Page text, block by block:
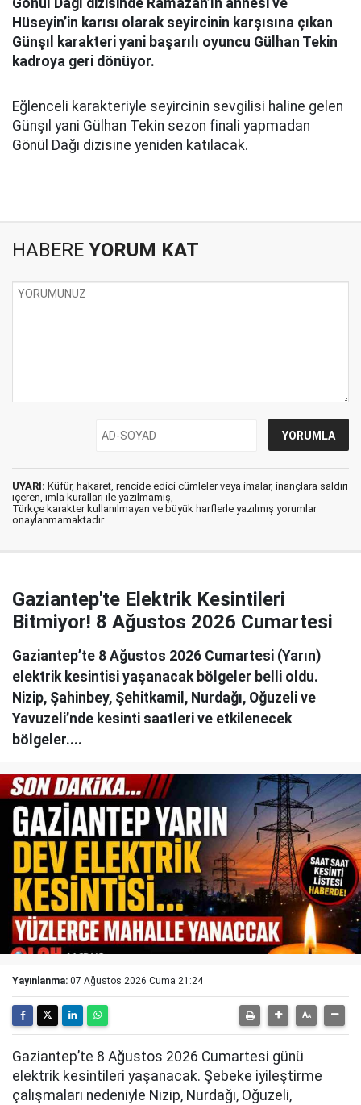
Gönül Dağı dizisinde Ramazan’ın annesi ve
Hüseyin’in karısı olarak seyircinin karşısına çıkan
Günşıl karakteri yani başarılı oyuncu Gülhan Tekin
kadroya geri dönüyor.
Eğlenceli karakteriyle seyircinin sevgilisi haline gelen
Günşıl yani Gülhan Tekin sezon finali yapmadan
Gönül Dağı dizisine yeniden katılacak.
HABERE YORUM KAT
UYARI: Küfür, hakaret, rencide edici cümleler veya imalar, inançlara saldırı
içeren, imla kuralları ile yazılmamış,
Türkçe karakter kullanılmayan ve büyük harflerle yazılmış yorumlar
onaylanmamaktadır.
Gaziantep'te Elektrik Kesintileri
Bitmiyor! 8 Ağustos 2026 Cumartesi
Gaziantep’te 8 Ağustos 2026 Cumartesi (Yarın)
elektrik kesintisi yaşanacak bölgeler belli oldu.
Nizip, Şahinbey, Şehitkamil, Nurdağı, Oğuzeli ve
Yavuzeli’nde kesinti saatleri ve etkilenecek
bölgeler....
Yayınlanma: 07 Ağustos 2026 Cuma 21:24
Gaziantep’te 8 Ağustos 2026 Cumartesi günü
elektrik kesintileri yaşanacak. Şebeke iyileştirme
çalışmaları nedeniyle Nizip, Nurdağı, Oğuzeli,